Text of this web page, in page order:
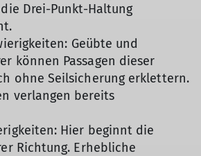
Drei-Punkt-Haltung
Geübte und
können Passagen dieser
ohne Seilsicherung erklettern.
verlangen bereits
Hier beginnt die
Richtung. Erhebliche